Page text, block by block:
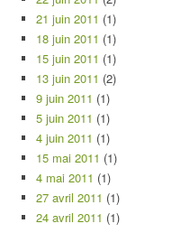
21 juin 2011 (1)
18 juin 2011 (1)
15 juin 2011 (1)
13 juin 2011 (2)
9 juin 2011 (1)
5 juin 2011 (1)
4 juin 2011 (1)
15 mai 2011 (1)
4 mai 2011 (1)
27 avril 2011 (1)
24 avril 2011 (1)